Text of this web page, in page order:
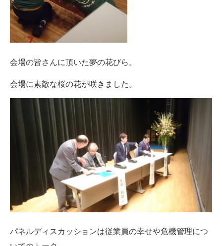
会場の皆さんに頂いた夢の花びら。
会場に素敵な桜の花が咲きました。
パネルディスカッションは従業員の幸せや危機管理につ